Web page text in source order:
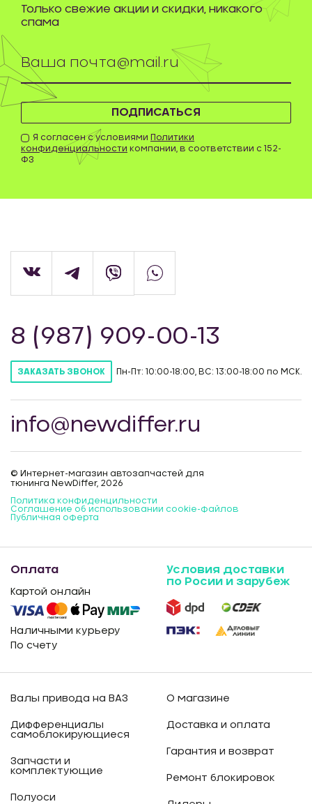
ПОДПИСАТЬСЯ
Я согласен с условиями Политики
конфиденциальности компании, в соответствии с 152-
ФЗ
Только свежие акции и скидки, никакого
спама
8 (987) 909-00-13
ЗАКАЗАТЬ ЗВОНОК Пн-Пт: 10:00-18:00, ВС: 13:00-18:00 по МСК.
info@newdiffer.ru
© Интернет-магазин автозапчастей для
тюнинга NewDiffer, 2026
Политика конфиденцильности
Соглашение об использовании cookie-файлов
Публичная оферта
Оплата
Картой онлайн
Наличными курьеру
По счету
Условия доставки
по Росии и зарубеж
Валы привода на ВАЗ
Дифференциалы
самоблокирующиеся
Запчасти и
комплектующие
Полуоси
О магазине
Доставка и оплата
Гарантия и возврат
Ремонт блокировок